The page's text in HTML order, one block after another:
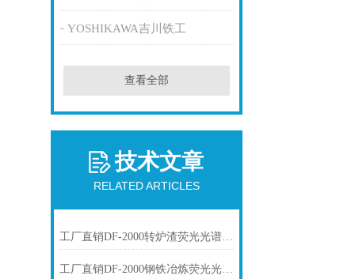
YOSHIKAWA吉川铁工
查看全部
技术文章
RELATED ARTICLES
工厂直销DF-2000转炉渣荧光光谱仪技术参数
工厂直销DF-2000钢铁冶炼荧光光谱仪技术参数